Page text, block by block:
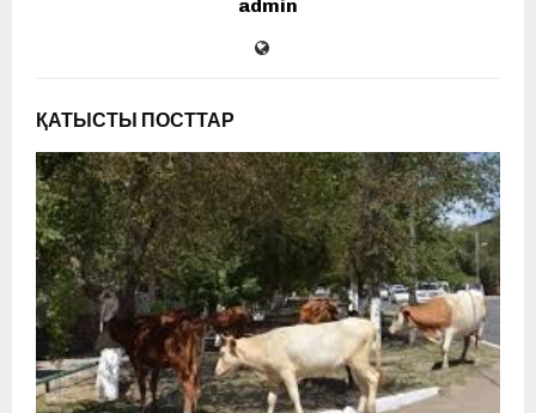
admin
ҚАТЫСТЫ ПОСТТАР